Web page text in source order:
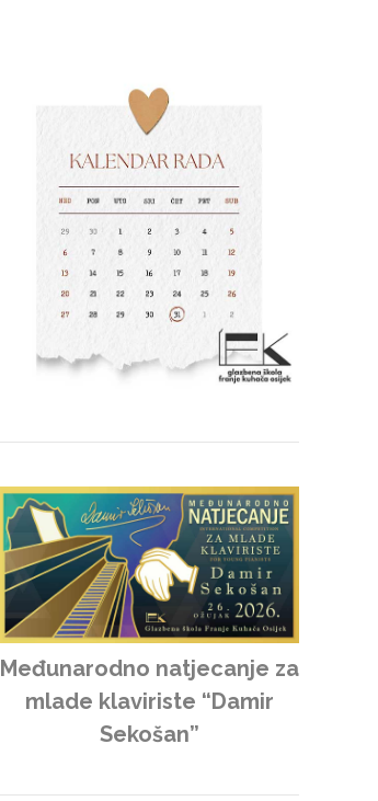
Međunarodno natjecanje za
mlade klaviriste “Damir
Sekošan”